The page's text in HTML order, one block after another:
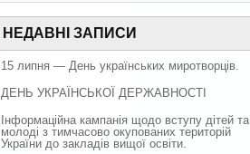
НЕДАВНІ ЗАПИСИ
15 липня — День українських миротворців.
ДЕНЬ УКРАЇНСЬКОЇ ДЕРЖАВНОСТІ
Інформаційна кампанія щодо вступу дітей та
молоді з тимчасово окупованих територій
України до закладів вищої освіти.